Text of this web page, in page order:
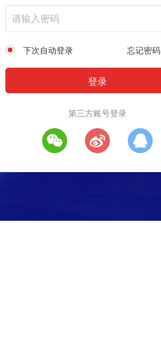
下次自动登录 忘记密码
第三方账号登录